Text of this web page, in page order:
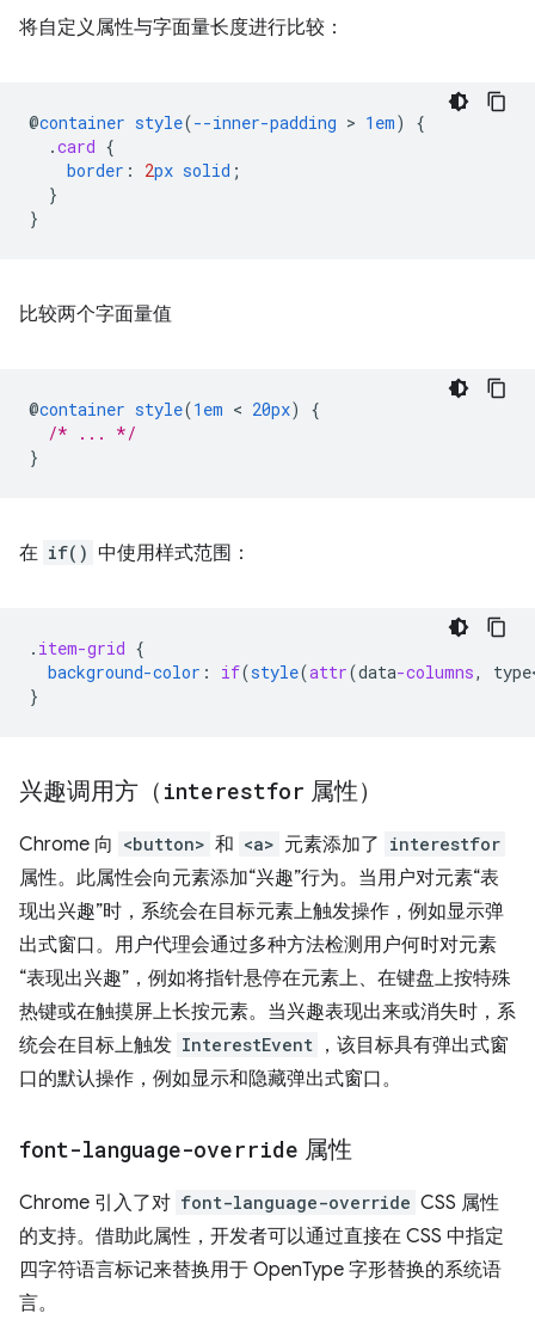
将自定义属性与字面量长度进行比较：
@container style(--inner-padding > 1em)
{
.card {
border : 2px solid ;
}
}
比较两个字面量值
@container style(1em < 20px)
{
/* ... */
}
在 if() 中使用样式范围：
. item-grid {
background-color : if(style(attr(data-columns,
}
兴趣调用方（ interestfor 属性）
Chrome 向 <button> 和 <a> 元素添加了 interestfor
属性。此属性会向元素添加“兴趣”行为。当用户对元素“表
现出兴趣”时，系统会在目标元素上触发操作，例如显示弹
出式窗口。用户代理会通过多种方法检测用户何时对元素
“表现出兴趣”，例如将指针悬停在元素上、在键盘上按特殊
热键或在触摸屏上长按元素。当兴趣表现出来或消失时，系
统会在目标上触发 InterestEvent ，该目标具有弹出式窗
口的默认操作，例如显示和隐藏弹出式窗口。
font-language-override 属性
Chrome 引入了对 font-language-override CSS 属性
的支持。借助此属性，开发者可以通过直接在 CSS 中指定
四字符语言标记来替换用于 OpenType 字形替换的系统语
言。